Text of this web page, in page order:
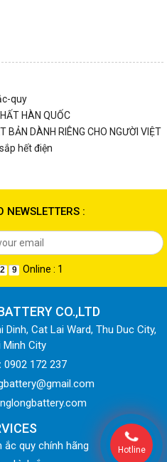
quy
HÀN QUỐC
DÀNH RIÊNG CHO NGƯỜI VIỆT
hết điện
NEWSLETTERS :
2 9 Online : 1
CO.,LTD
Dinh, Cat Lai Ward, Thu Duc City,
Minh City
0902 172 237
ắc quy chính hãng
Hotline